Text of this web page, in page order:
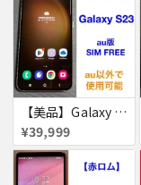
【美品】Galaxy S23 256GB 赤ロム
¥39,999